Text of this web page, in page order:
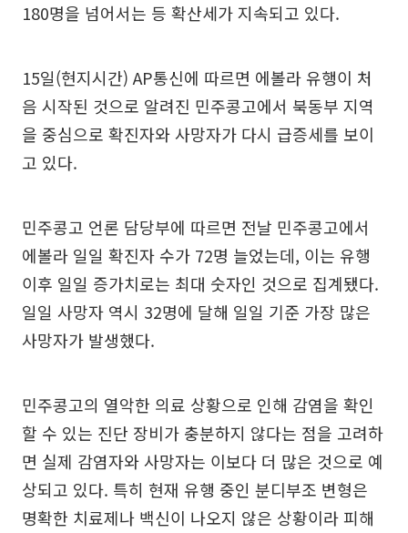
180명을 넘어서는 등 확산세가 지속되고 있다.
15일(현지시간) AP통신에 따르면 에볼라 유행이 처
음 시작된 것으로 알려진 민주콩고에서 북동부 지역
을 중심으로 확진자와 사망자가 다시 급증세를 보이
고 있다.
민주콩고 언론 담당부에 따르면 전날 민주콩고에서
에볼라 일일 확진자 수가 72명 늘었는데, 이는 유행
이후 일일 증가치로는 최대 숫자인 것으로 집계됐다.
일일 사망자 역시 32명에 달해 일일 기준 가장 많은
사망자가 발생했다.
민주콩고의 열악한 의료 상황으로 인해 감염을 확인
할 수 있는 진단 장비가 충분하지 않다는 점을 고려하
면 실제 감염자와 사망자는 이보다 더 많은 것으로 예
상되고 있다. 특히 현재 유행 중인 분디부조 변형은
명확한 치료제나 백신이 나오지 않은 상황이라 피해